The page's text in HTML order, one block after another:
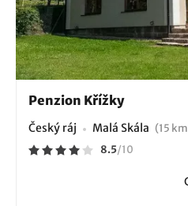
Penzion Křížky
Český ráj Malá Skála (15
8.5/10